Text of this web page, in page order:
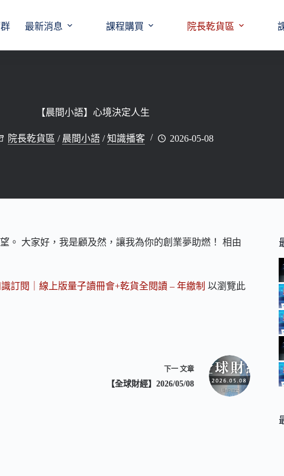
最新消息 課程購買 院長乾貨區
【晨間小語】心境決定人生
院長乾貨區 / 晨間小語/知識播客 2026-05-08
。 大家好，我是顧及然，讓我為你的創業夢助燃！ 相由
訂閱｜線上版量子讀冊會+乾貨全閱讀 – 年繳制 以瀏覽此
下一 文章
【全球財經】2026/05/08